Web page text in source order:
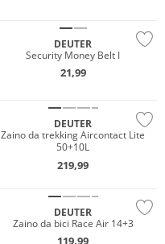
DEUTER
Security Money Belt I
21,99
DEUTER
Zaino da trekking Aircontact Lite
50+10L
219,99
DEUTER
Zaino da bici Race Air 14+3
119,99